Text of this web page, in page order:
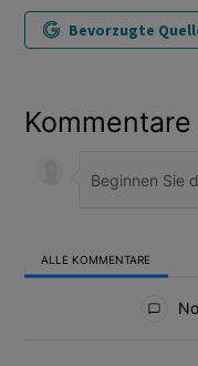
Bevorzugte
Kommentare
ALLE KOMMENTARE